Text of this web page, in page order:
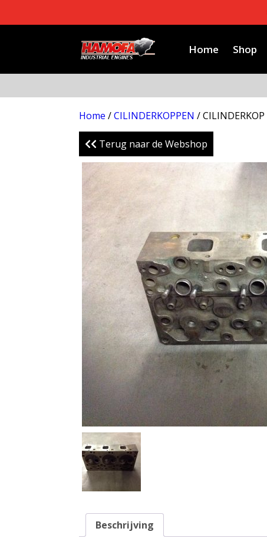
Home Shop
Home /CILINDERKOPPEN / CILINDERKOP
Terug naar de Webshop
Beschrijving